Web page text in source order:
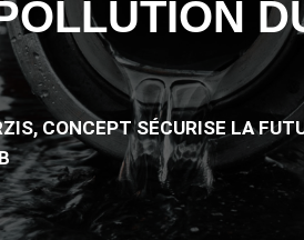
CONCEPT SÉCURISE LA